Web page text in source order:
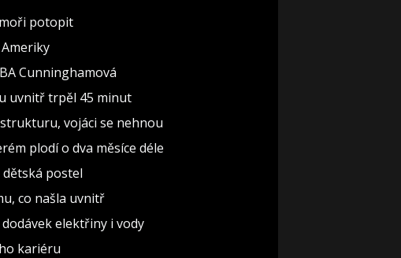
potopit
Cunninghamová
uvnitř trpěl 45 minut
vojáci se nehnou
plodí o dva měsíce déle
postel
co našla uvnitř
elektřiny i vody
kariéru